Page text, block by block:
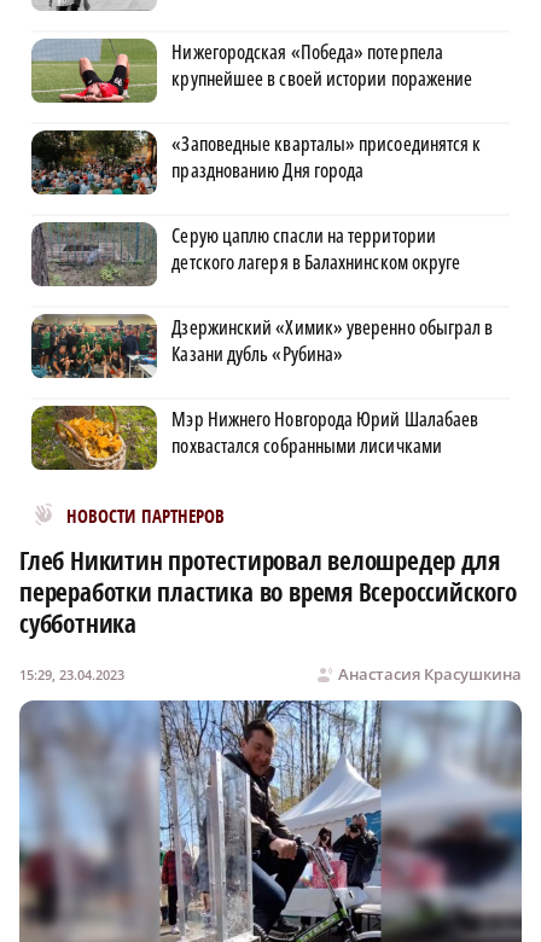
Нижегородская «Победа» потерпела
крупнейшее в своей истории поражение
«Заповедные кварталы» присоединятся к
празднованию Дня города
Серую цаплю спасли на территории
детского лагеря в Балахнинском округе
Дзержинский «Химик» уверенно обыграл в
Казани дубль «Рубина»
Мэр Нижнего Новгорода Юрий Шалабаев
похвастался собранными лисичками
НОВОСТИ ПАРТНЕРОВ
Новости МирТесен
Глеб Никитин протестировал велошредер для
переработки пластика во время Всероссийского
субботника
Анастасия Красушкина
15:29, 23.04.2023